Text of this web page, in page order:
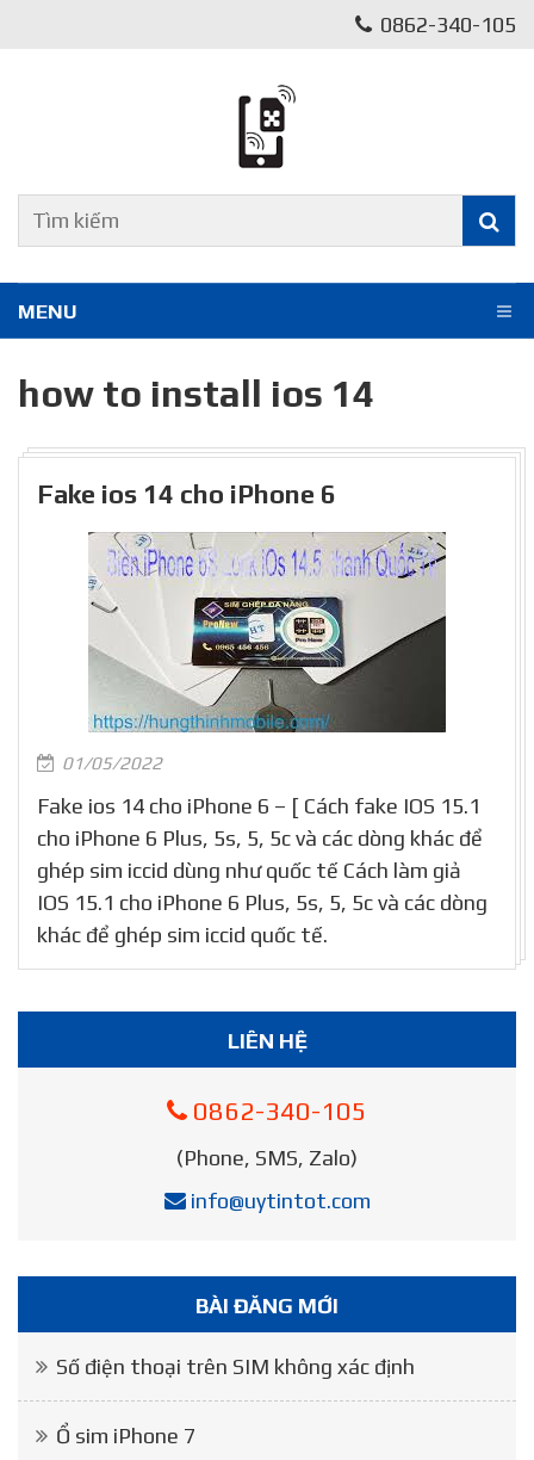
0862-340-105
MENU
how to install ios 14
Fake ios 14 cho iPhone 6
01/05/2022
Fake ios 14 cho iPhone 6 – [ Cách fake IOS 15.1
cho iPhone 6 Plus, 5s, 5, 5c và các dòng khác để
ghép sim iccid dùng như quốc tế Cách làm giả
IOS 15.1 cho iPhone 6 Plus, 5s, 5, 5c và các dòng
khác để ghép sim iccid quốc tế.
LIÊN HỆ
0862-340-105
(Phone, SMS, Zalo)
info@uytintot.com
BÀI ĐĂNG MỚI
Số điện thoại trên SIM không xác định
Ổ sim iPhone 7